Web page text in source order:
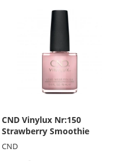
CND Vinylux Nr:150
Strawberry Smoothie
CND